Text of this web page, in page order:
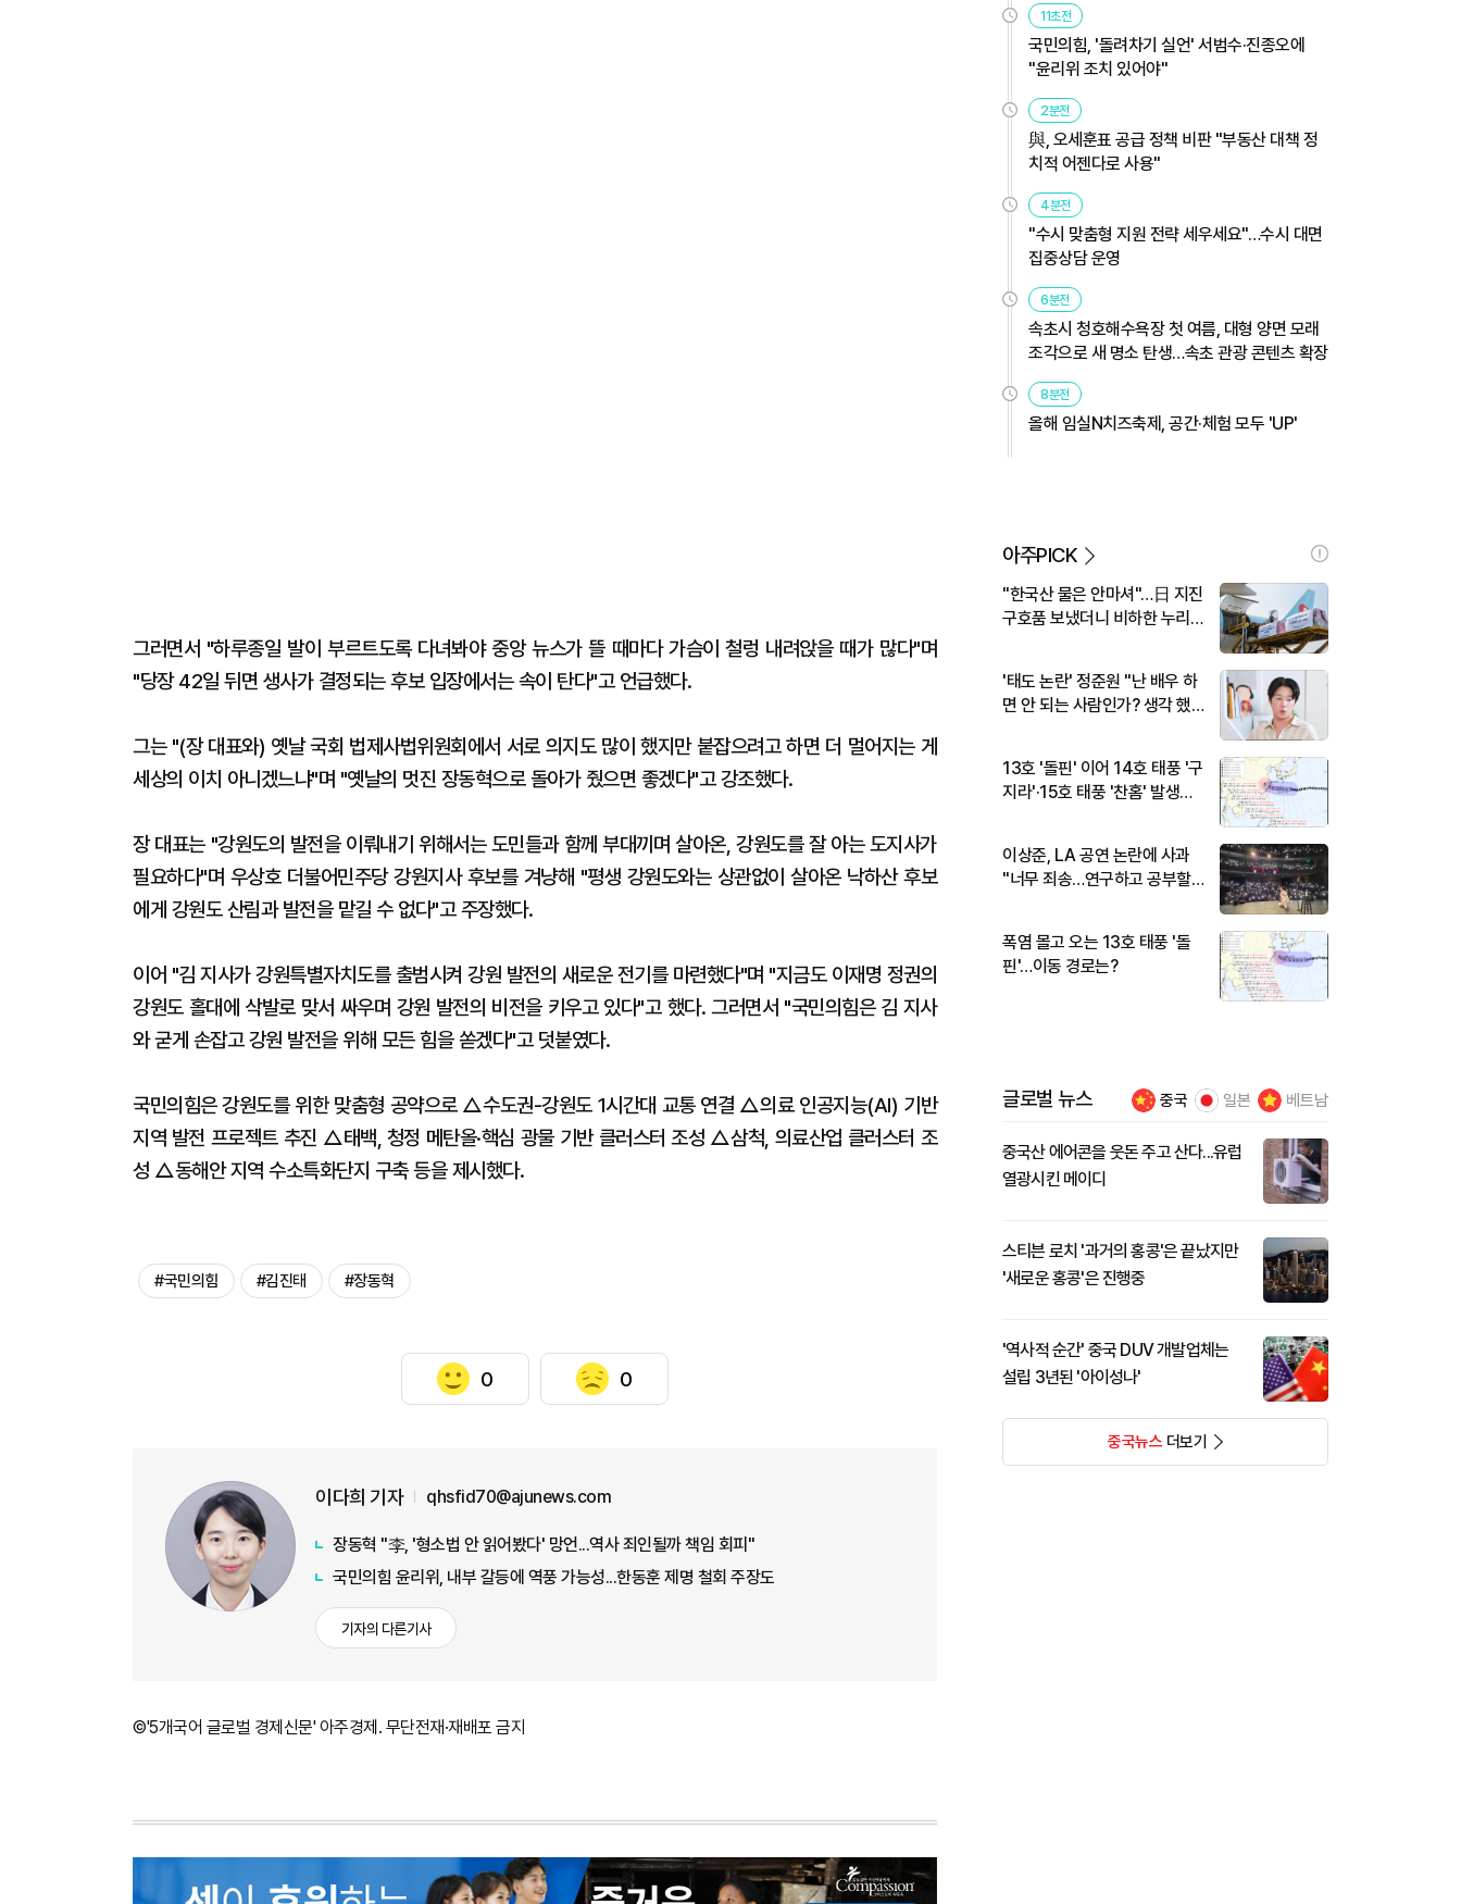
그러면서 "하루종일 발이 부르트도록 다녀봐야 중앙 뉴스가 뜰 때마다 가슴이 철렁 내려앉을 때가 많다"며
"당장 42일 뒤면 생사가 결정되는 후보 입장에서는 속이 탄다"고 언급했다.
그는 "(장 대표와) 옛날 국회 법제사법위원회에서 서로 의지도 많이 했지만 붙잡으려고 하면 더 멀어지는 게
세상의 이치 아니겠느냐"며 "옛날의 멋진 장동혁으로 돌아가 줬으면 좋겠다"고 강조했다.
장 대표는 "강원도의 발전을 이뤄내기 위해서는 도민들과 함께 부대끼며 살아온, 강원도를 잘 아는 도지사가
필요하다"며 우상호 더불어민주당 강원지사 후보를 겨냥해 "평생 강원도와는 상관없이 살아온 낙하산 후보
에게 강원도 산림과 발전을 맡길 수 없다"고 주장했다.
이어 "김 지사가 강원특별자치도를 출범시켜 강원 발전의 새로운 전기를 마련했다"며 "지금도 이재명 정권의
강원도 홀대에 삭발로 맞서 싸우며 강원 발전의 비전을 키우고 있다"고 했다. 그러면서 "국민의힘은 김 지사
와 굳게 손잡고 강원 발전을 위해 모든 힘을 쏟겠다"고 덧붙였다.
국민의힘은 강원도를 위한 맞춤형 공약으로 △수도권-강원도 1시간대 교통 연결 △의료 인공지능(AI) 기반
지역 발전 프로젝트 추진 △태백, 청정 메탄올·핵심 광물 기반 클러스터 조성 △삼척, 의료산업 클러스터 조
성 △동해안 지역 수소특화단지 구축 등을 제시했다.
#국민의힘 #김진태 #장동혁
0 0
이다희 기자 qhsfid70@ajunews.com
장동혁 "李, '형소법 안 읽어봤다' 망언...역사 죄인될까 책임 회피"
국민의힘 윤리위, 내부 갈등에 역풍 가능성...한동훈 제명 철회 주장도
기자의 다른기사
©'5개국어 글로벌 경제신문' 아주경제. 무단전재·재배포 금지
11초전
국민의힘, '돌려차기 실언' 서범수·진종오에
"윤리위 조치 있어야"
2분전
與, 오세훈표 공급 정책 비판 "부동산 대책 정
치적 어젠다로 사용"
4분전
"수시 맞춤형 지원 전략 세우세요"…수시 대면
집중상담 운영
6분전
속초시 청호해수욕장 첫 여름, 대형 양면 모래
조각으로 새 명소 탄생…속초 관광 콘텐츠 확장
8분전
올해 임실N치즈축제, 공간·체험 모두 'UP'
아주PICK
"한국산 물은 안마셔"…日 지진
구호품 보냈더니 비하한 누리
'태도 논란' 정준원 "난 배우 하
면 안 되는 사람인가? 생각 했
13호 '돌핀' 이어 14호 태풍 '구
지라'·15호 태풍 '찬홈' 발생…
이상준, LA 공연 논란에 사과
"너무 죄송…연구하고 공부할
폭염 몰고 오는 13호 태풍 '돌
핀'…이동 경로는?
글로벌 뉴스 중국 일본 베트남
중국산 에어콘을 웃돈 주고 산다...유럽
열광시킨 메이디
스티븐 로치 '과거의 홍콩'은 끝났지만
'새로운 홍콩'은 진행중
'역사적 순간' 중국 DUV 개발업체는
설립 3년된 '아이성나'
중국뉴스더보기